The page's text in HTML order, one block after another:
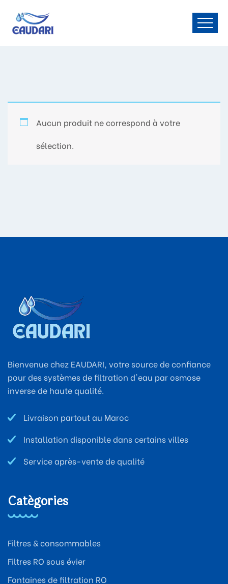
Aucun produit ne correspond à votre
sélection.
Bienvenue chez EAUDARI, votre source de confiance
pour des systèmes de filtration d'eau par osmose
inverse de haute qualité.
Livraison partout au Maroc
Installation disponible dans certains villes
Service après-vente de qualité
Catégories
Filtres & consommables
Filtres RO sous évier
Fontaines de filtration RO